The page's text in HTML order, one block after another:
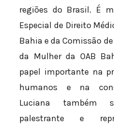
regiões do Brasil. É
Especial de Direito
Bahia e da Comissão
da Mulher da OAB
papel importante na
humanos e na
Luciana também
palestrante e